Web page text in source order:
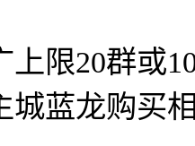
上限20群或
城蓝龙购买